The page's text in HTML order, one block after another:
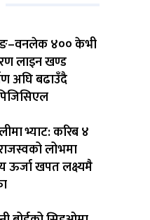
४०० केभी
लाइन खण्ड
अघि बढाउँदै
भ्याट: करिब ४
लोभमा
ऊर्जा खपत लक्ष्यमै